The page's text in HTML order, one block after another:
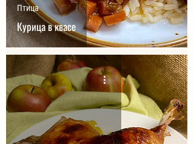
Курица в квасе
Птица